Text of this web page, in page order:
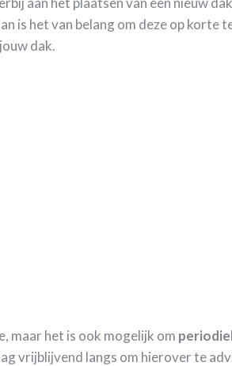
is het van belang om deze op korte
dak.
maar het is ook mogelijk om
vrijblijvend langs om hierover te